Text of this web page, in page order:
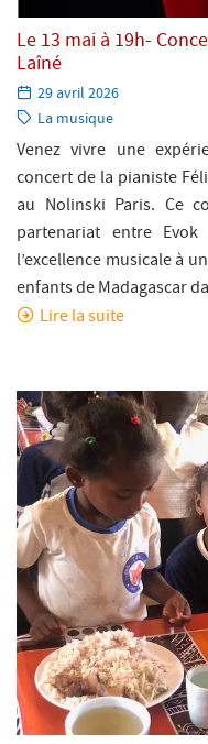
Le 13 mai à 19h-
Laîné
Paru
le:
29 avril 2026
Catégorie:
La musique
Venez vivre une
concert de la pianiste
au Nolinski Paris. Ce
partenariat entre
l’excellence musicale à
enfants de Madagascar
Lire la suite